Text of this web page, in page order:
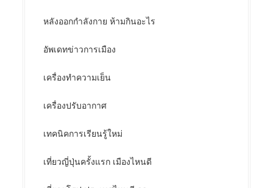
หลังออกกําลังกาย ห้ามกินอะไร
อัพเดทข่าวการเมือง
เครื่องทำความเย็น
เครื่องปรับอากาศ
เทคนิคการเรียนรู้ใหม่
เที่ยวญี่ปุ่นครั้งแรก เมืองไหนดี